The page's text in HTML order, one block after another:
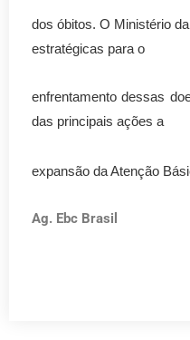
dos óbitos. O Ministério
estratégicas para o
enfrentamento dessas
das principais ações a
expansão da Atenção
Ag. Ebc Brasil